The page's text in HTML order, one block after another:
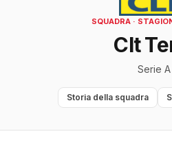
SQUADRA ·
Clt
Serie A
Storia della squadra